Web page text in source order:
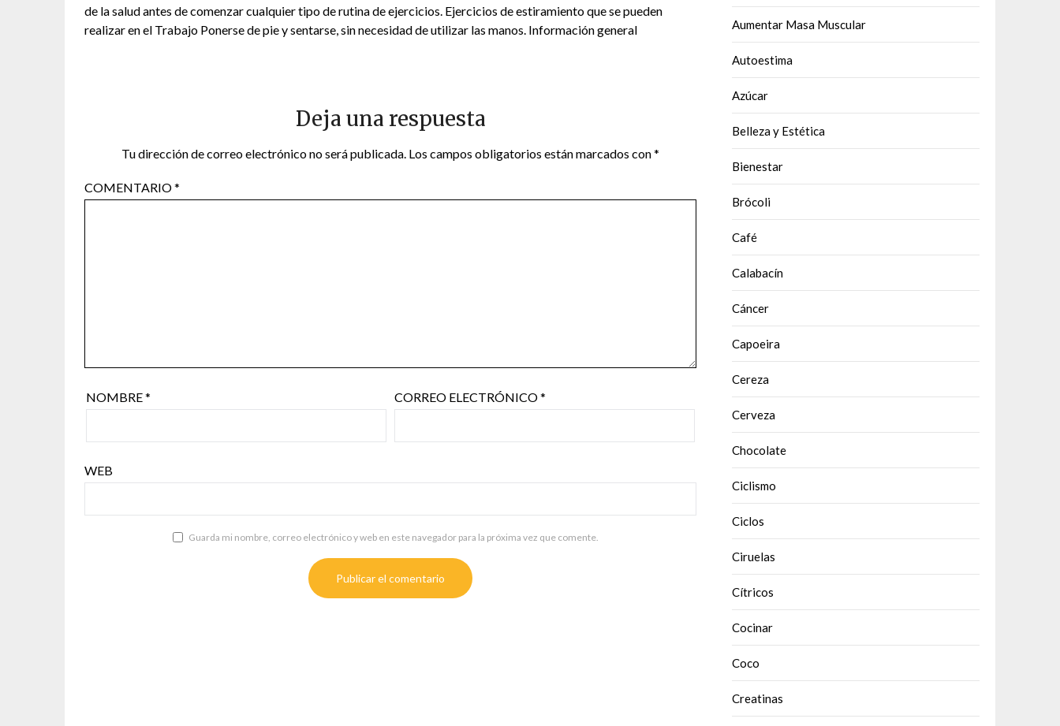
de la salud antes de comenzar cualquier tipo de rutina de ejercicios. Ejercicios de estiramiento que se pueden
realizar en el Trabajo Ponerse de pie y sentarse, sin necesidad de utilizar las manos. Información general
Deja una respuesta
Tu dirección de correo electrónico no será publicada. Los campos obligatorios están marcados con*
COMENTARIO*
NOMBRE* CORREO ELECTRÓNICO*
WEB
Guarda mi nombre, correo electrónico y web en este navegador para la próxima vez que comente.
Aumentar Masa Muscular
Autoestima
Azúcar
Belleza y Estética
Bienestar
Brócoli
Café
Calabacín
Cáncer
Capoeira
Cereza
Cerveza
Chocolate
Ciclismo
Ciclos
Ciruelas
Cítricos
Cocinar
Coco
Creatinas